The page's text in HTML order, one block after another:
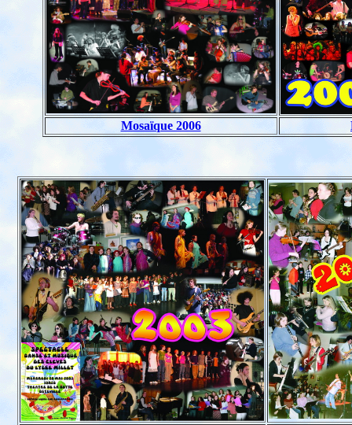
Mosaïque 2006